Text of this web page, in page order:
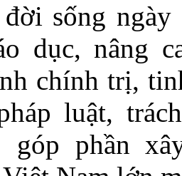
sống ngày
dục, nâng
chính trị,
luật,
góp phần